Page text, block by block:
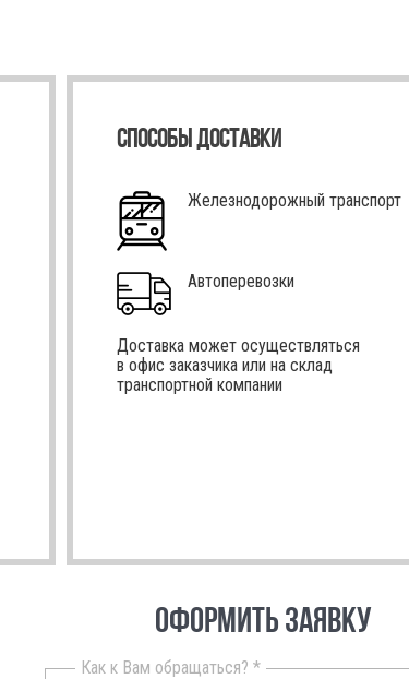
СПОСОБЫ ДОСТАВКИ
Железнодорожный транспорт
Автоперевозки
Доставка может осуществляться
в офис заказчика или на склад
транспортной компании
ОФОРМИТЬ ЗАЯВКУ
Как к Вам обращаться? *